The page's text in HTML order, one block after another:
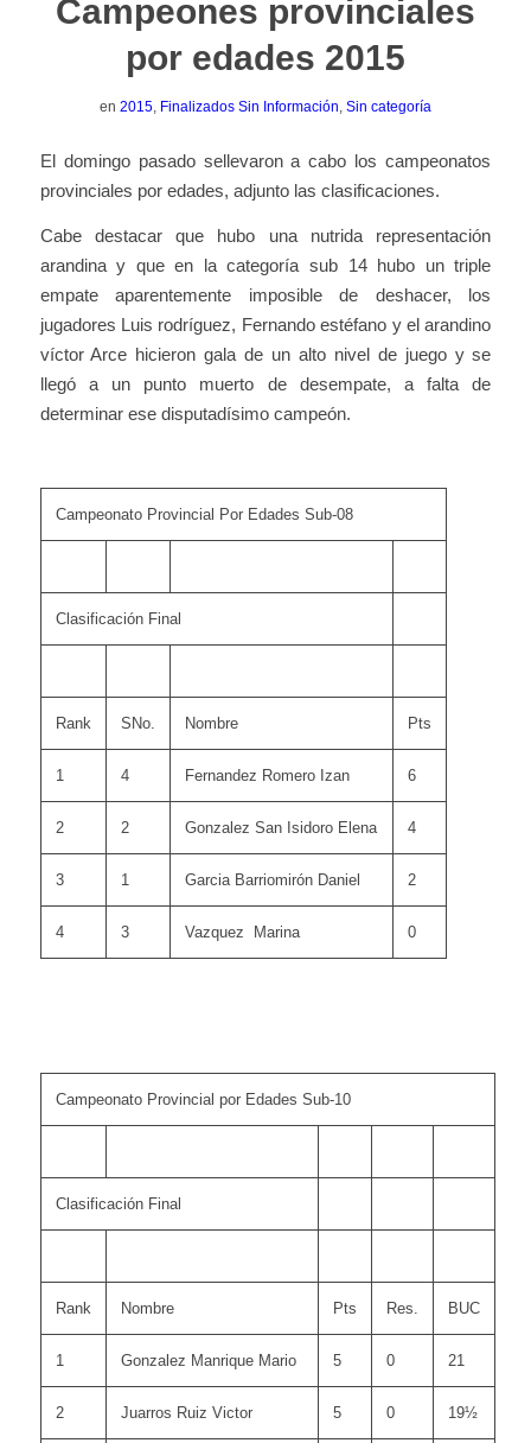
Campeones provinciales
por edades 2015
en 2015, Finalizados Sin Información Sin categoría
El domingo pasado sellevaron a cabo los campeonatos
provinciales por edades, adjunto las clasificaciones.
Cabe destacar que hubo una nutrida representación
arandina y que en la categoría sub 14 hubo un triple
empate aparentemente imposible de deshacer, los
jugadores Luis rodríguez, Fernando estéfano y el arandino
víctor Arce hicieron gala de un alto nivel de juego y se
llegó a un punto muerto de desempate, a falta de
determinar ese disputadísimo campeón.
Campeonato Provincial Por Edades Sub-08
Clasificación Final
Rank SNo. Nombre Pts
1 4 Fernandez Romero Izan 6
2 2 Gonzalez San Isidoro Elena 4
3 1 Garcia Barriomirón Daniel 2
4 3 Vazquez Marina 0
Campeonato Provincial por Edades Sub-10
Clasificación Final
Rank Nombre Pts Res. BUC
1 Gonzalez Manrique Mario 5 0 21
2 Juarros Ruiz Victor 5 0 19½